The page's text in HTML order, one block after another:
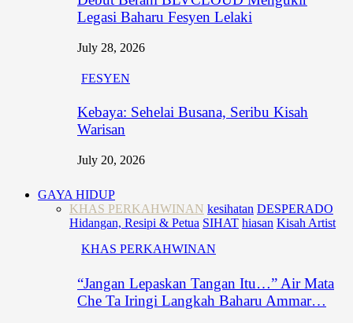
Legasi Baharu Fesyen Lelaki
July 28, 2026
FESYEN
Kebaya: Sehelai Busana, Seribu Kisah
Warisan
July 20, 2026
GAYA HIDUP
KHAS PERKAHWINAN kesihatan DESPERADO
Hidangan, Resipi & Petua SIHAT hiasan Kisah Artist
KHAS PERKAHWINAN
“Jangan Lepaskan Tangan Itu…” Air Mata
Che Ta Iringi Langkah Baharu Ammar…